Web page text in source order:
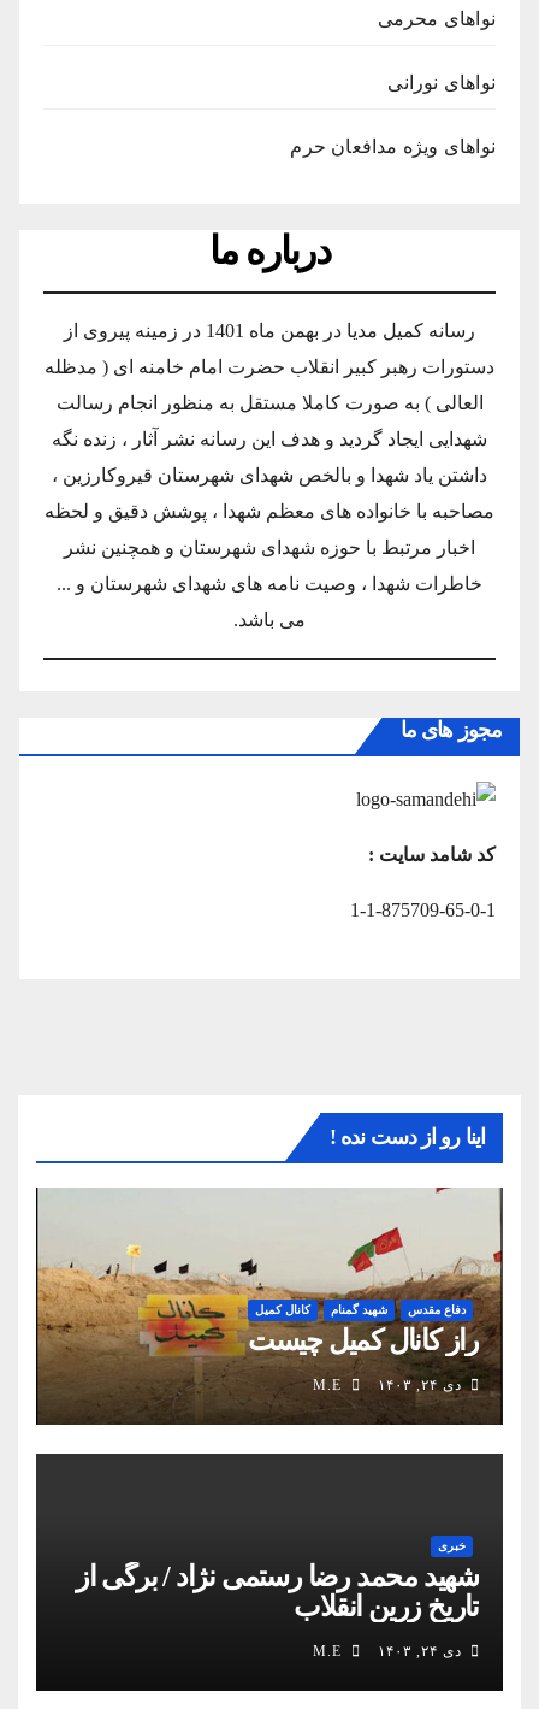
نواهای محرمی
نواهای نورانی
نواهای ویژه مدافعان حرم
درباره ما
رسانه کمیل مدیا در بهمن ماه 1401 در زمینه پیروی از
دستورات رهبر کبیر انقلاب حضرت امام خامنه ای ( مدظله
العالی ) به صورت کاملا مستقل به منظور انجام رسالت
شهدایی ایجاد گردید و هدف این رسانه نشر آثار ، زنده نگه
داشتن یاد شهدا و بالخص شهدای شهرستان قیروکارزین ،
مصاحبه با خانواده های معظم شهدا ، پوشش دقیق و لحظه
اخبار مرتبط با حوزه شهدای شهرستان و همچنین نشر
خاطرات شهدا ، وصیت نامه های شهدای شهرستان و ...
می باشد.
مجوز های ما
کد شامد سایت :
1-1-875709-65-0-1
اینا رو از دست نده !
دفاع مقدس شهید گمنام کانال کمیل
راز کانال کمیل چیست
دی ۲۴, ۱۴۰۳
خبری
شهید محمد رضا رستمی نژاد / برگی از
تاریخ زرین انقلاب
دی ۲۴, ۱۴۰۳